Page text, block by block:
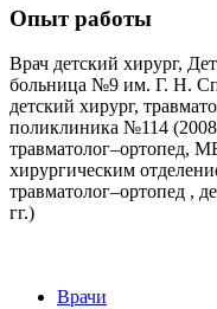
Опыт работы
Врач детский хирург,
больница №9 им. Г. Н.
детский хирург,
поликлиника №114
травматолог–ортопед,
хирургическим
травматолог–ортопед ,
гг.)
Врачи